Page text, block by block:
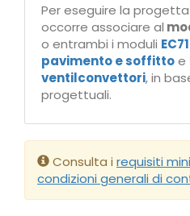
Per eseguire la
occorre associare al
o entrambi i moduli
pavimento e soffittoe
ventilconvettori, in
progettuali.
Consulta i requisiti
condizioni generali di